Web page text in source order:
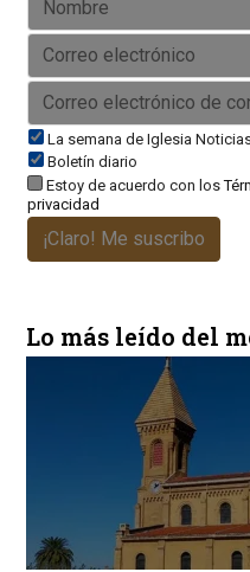
La semana de Iglesia
Boletín diario
Estoy de acuerdo con los
privacidad
¡Claro! Me suscribo
Lo más leído del